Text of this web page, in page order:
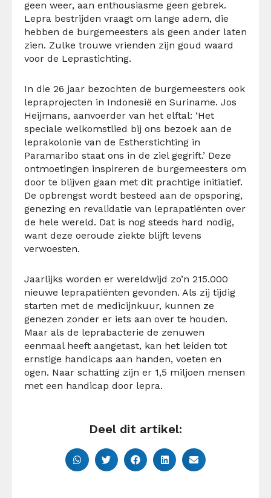
geen weer, aan enthousiasme geen gebrek.
Lepra bestrijden vraagt om lange adem, die
hebben de burgemeesters als geen ander laten
zien. Zulke trouwe vrienden zijn goud waard
voor de Leprastichting.
In die 26 jaar bezochten de burgemeesters ook
lepraprojecten in Indonesië en Suriname. Jos
Heijmans, aanvoerder van het elftal: ‘Het
speciale welkomstlied bij ons bezoek aan de
leprakolonie van de Estherstichting in
Paramaribo staat ons in de ziel gegrift.’ Deze
ontmoetingen inspireren de burgemeesters om
door te blijven gaan met dit prachtige initiatief.
De opbrengst wordt besteed aan de opsporing,
genezing en revalidatie van leprapatiënten over
de hele wereld. Dat is nog steeds hard nodig,
want deze oeroude ziekte blijft levens
verwoesten.
Jaarlijks worden er wereldwijd zo’n 215.000
nieuwe leprapatiënten gevonden. Als zij tijdig
starten met de medicijnkuur, kunnen ze
genezen zonder er iets aan over te houden.
Maar als de leprabacterie de zenuwen
eenmaal heeft aangetast, kan het leiden tot
ernstige handicaps aan handen, voeten en
ogen. Naar schatting zijn er 1,5 miljoen mensen
met een handicap door lepra.
Deel dit artikel: